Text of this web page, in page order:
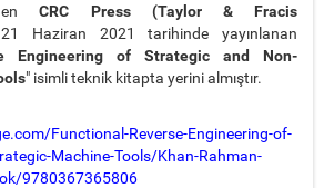
CRC Press (Taylor & Fracis
Haziran 2021 tarihinde yayınlanan
Engineering of Strategic and Non-
" isimli teknik kitapta yerini almıştır.
Functional-Reverse-Engineering-of-
Machine-Tools/Khan-Rahman-
9780367365806